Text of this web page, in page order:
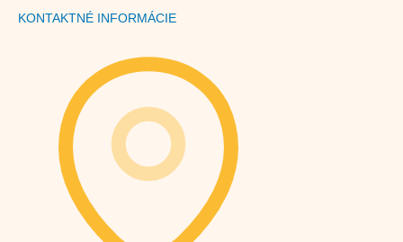
KONTAKTNÉ INFORMÁCIE